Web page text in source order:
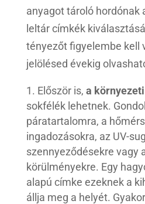
anyagot tároló hordónak
leltár címkék
tényezőt figyelembe kell
jelölésed évekig
Először is, a
sokfélék lehetnek.
páratartalomra, a
ingadozásokra, az UV-
szennyeződésekre vagy
körülményekre. Egy
alapú címke ezeknek a
állja meg a helyét.